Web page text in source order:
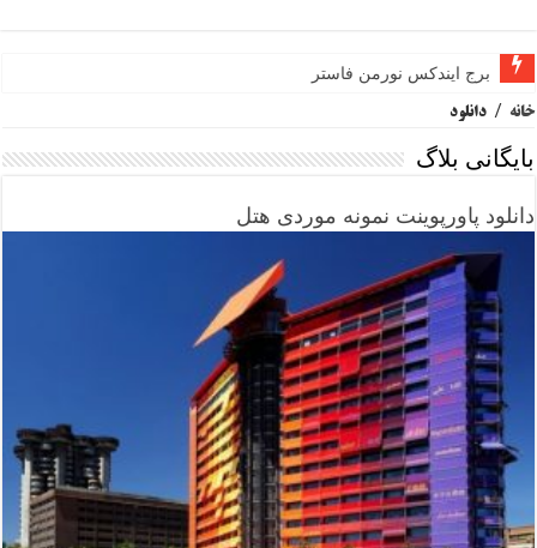
برج ایندکس نورمن فاستر
خانه / دانلود
بایگانی بلاگ
دانلود پاورپوینت نمونه موردی هتل